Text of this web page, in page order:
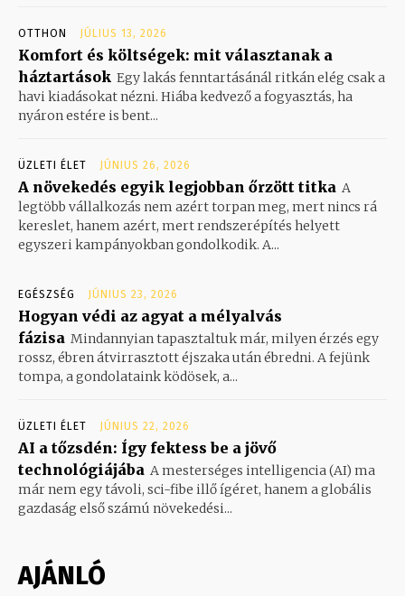
OTTHON JÚLIUS 13, 2026
Komfort és költségek: mit választanak a
háztartások Egy lakás fenntartásánál ritkán elég csak a
havi kiadásokat nézni. Hiába kedvező a fogyasztás, ha
nyáron estére is bent...
ÜZLETI ÉLET JÚNIUS 26, 2026
A növekedés egyik legjobban őrzött titka A
legtöbb vállalkozás nem azért torpan meg, mert nincs rá
kereslet, hanem azért, mert rendszerépítés helyett
egyszeri kampányokban gondolkodik. A...
EGÉSZSÉG JÚNIUS 23, 2026
Hogyan védi az agyat a mélyalvás
fázisa Mindannyian tapasztaltuk már, milyen érzés egy
rossz, ébren átvirrasztott éjszaka után ébredni. A fejünk
tompa, a gondolataink ködösek, a...
ÜZLETI ÉLET JÚNIUS 22, 2026
AI a tőzsdén: Így fektess be a jövő
technológiájába A mesterséges intelligencia (AI) ma
már nem egy távoli, sci-fibe illő ígéret, hanem a globális
gazdaság első számú növekedési...
AJÁNLÓ